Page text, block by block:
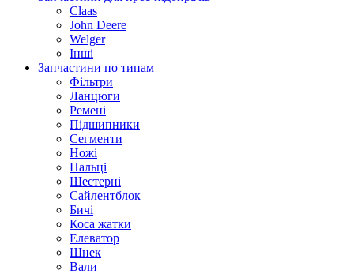
Claas
John Deere
Welger
Інші
Запчастини по типам
Фільтри
Ланцюги
Ремені
Підшипники
Сегменти
Ножі
Пальці
Шестерні
Сайлентблок
Бичі
Коса жатки
Елеватор
Шнек
Вали